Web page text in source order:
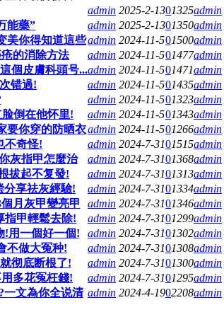
admin 2025-2-1301325admin
能藥”
admin 2025-2-1301350admin
美你得知道這些admin 2024-11-501500admin
的消除方法
admin 2024-11-501477admin
個皮膚科頭号...admin 2024-11-501471admin
错過!
admin 2024-11-501435admin
admin 2024-11-501323admin
倒在他怀里!
admin 2024-11-501343admin
要你穿的防晒衣admin 2024-11-501266admin
不奇怪!
admin 2024-7-3101515admin
灰指甲怎麼治
admin 2024-7-3101368admin
拔起不复發!
admin 2024-7-3101313admin
分享祛灰經驗!
admin 2024-7-3101334admin
月灰甲變亮甲
admin 2024-7-3101346admin
指甲輕鬆去除!
admin 2024-7-3101299admin
!用一個好一個!
admin 2024-7-3101302admin
不做大冤种!
admin 2024-7-3101308admin
彻底断根了!
admin 2024-7-3101300admin
多花冤枉錢!
admin 2024-7-3101295admin
一文為你全说清 admin 2024-4-1902208admin